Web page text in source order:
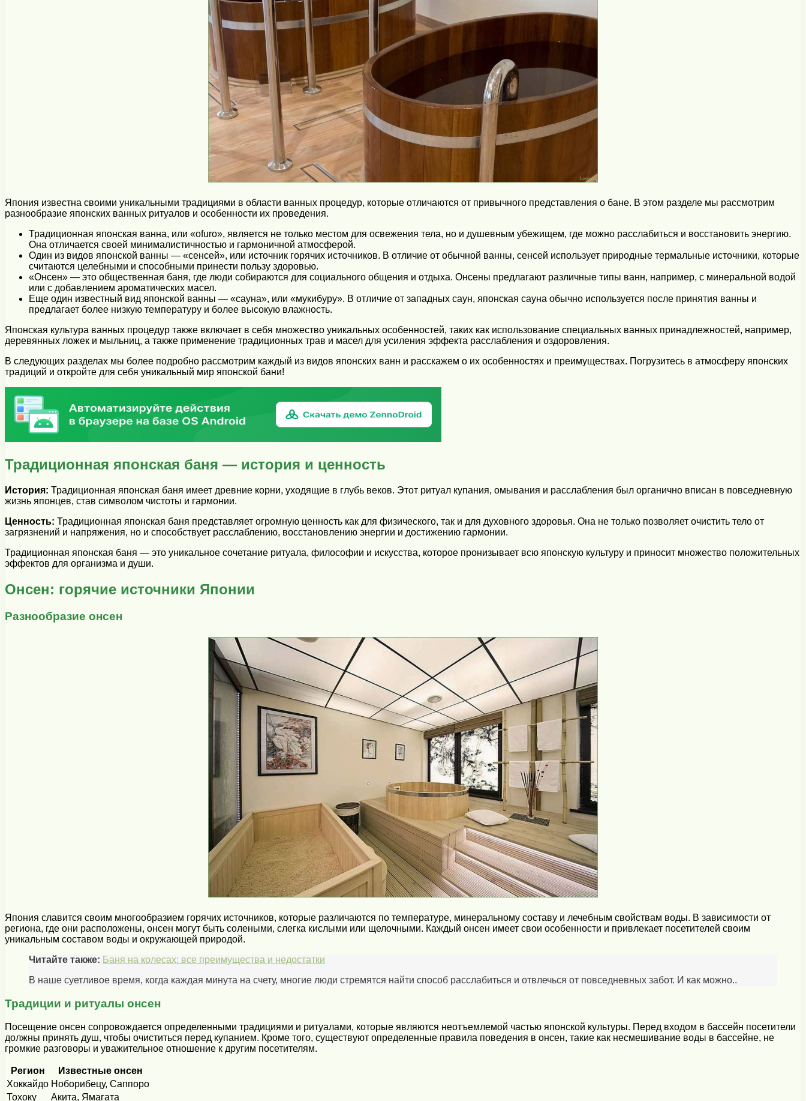
Япония известна своими уникальными традициями в области ванных процедур, которые отличаются от привычного представления о бане. В этом разделе мы рассмотрим
разнообразие японских ванных ритуалов и особенности их проведения.
Традиционная японская ванна, или «ofuro», является не только местом для освежения тела, но и душевным убежищем, где можно расслабиться и восстановить энергию.
Она отличается своей минималистичностью и гармоничной атмосферой.
Один из видов японской ванны — «сенсей», или источник горячих источников. В отличие от обычной ванны, сенсей использует природные термальные источники, которые
считаются целебными и способными принести пользу здоровью.
«Онсен» — это общественная баня, где люди собираются для социального общения и отдыха. Онсены предлагают различные типы ванн, например, с минеральной водой
или с добавлением ароматических масел.
Еще один известный вид японской ванны — «сауна», или «мукибуру». В отличие от западных саун, японская сауна обычно используется после принятия ванны и
предлагает более низкую температуру и более высокую влажность.
Японская культура ванных процедур также включает в себя множество уникальных особенностей, таких как использование специальных ванных принадлежностей, например,
деревянных ложек и мыльниц, а также применение традиционных трав и масел для усиления эффекта расслабления и оздоровления.
В следующих разделах мы более подробно рассмотрим каждый из видов японских ванн и расскажем о их особенностях и преимуществах. Погрузитесь в атмосферу японских
традиций и откройте для себя уникальный мир японской бани!
Традиционная японская баня — история и ценность
История: Традиционная японская баня имеет древние корни, уходящие в глубь веков. Этот ритуал купания, омывания и расслабления был органично вписан в повседневную
жизнь японцев, став символом чистоты и гармонии.
Ценность: Традиционная японская баня представляет огромную ценность как для физического, так и для духовного здоровья. Она не только позволяет очистить тело от
загрязнений и напряжения, но и способствует расслаблению, восстановлению энергии и достижению гармонии.
Традиционная японская баня — это уникальное сочетание ритуала, философии и искусства, которое пронизывает всю японскую культуру и приносит множество положительных
эффектов для организма и души.
Онсен: горячие источники Японии
Разнообразие онсен
Япония славится своим многообразием горячих источников, которые различаются по температуре, минеральному составу и лечебным свойствам воды. В зависимости от
региона, где они расположены, онсен могут быть солеными, слегка кислыми или щелочными. Каждый онсен имеет свои особенности и привлекает посетителей своим
уникальным составом воды и окружающей природой.
Читайте также: Баня на колесах: все преимущества и недостатки
В наше суетливое время, когда каждая минута на счету, многие люди стремятся найти способ расслабиться и отвлечься от повседневных забот. И как можно..
Традиции и ритуалы онсен
Посещение онсен сопровождается определенными традициями и ритуалами, которые являются неотъемлемой частью японской культуры. Перед входом в бассейн посетители
должны принять душ, чтобы очиститься перед купанием. Кроме того, существуют определенные правила поведения в онсен, такие как несмешивание воды в бассейне, не
громкие разговоры и уважительное отношение к другим посетителям.
Регион
Известные онсен
Хоккайдо Ноборибецу, Саппоро
Тохоку
Акита, Ямагата